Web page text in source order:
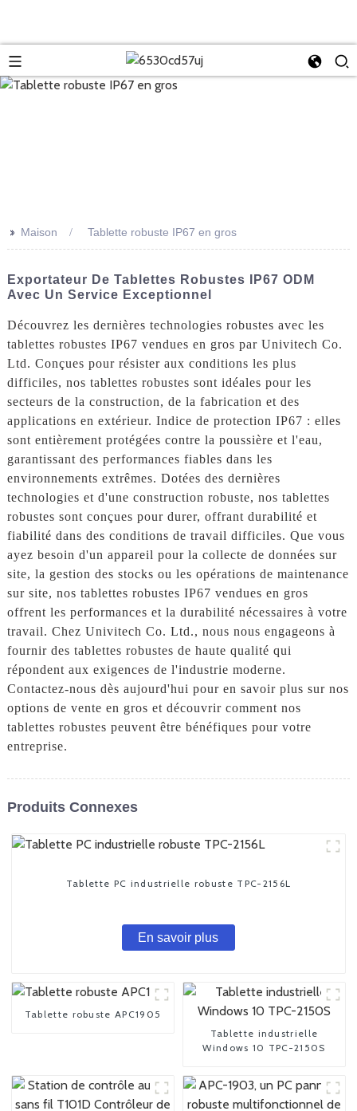
>> Maison Tablette robuste IP67 en gros
Exportateur De Tablettes Robustes IP67 ODM
Avec Un Service Exceptionnel
Découvrez les dernières technologies robustes avec les
tablettes robustes IP67 vendues en gros par Univitech Co.
Ltd. Conçues pour résister aux conditions les plus
difficiles, nos tablettes robustes sont idéales pour les
secteurs de la construction, de la fabrication et des
applications en extérieur. Indice de protection IP67 : elles
sont entièrement protégées contre la poussière et l'eau,
garantissant des performances fiables dans les
environnements extrêmes. Dotées des dernières
technologies et d'une construction robuste, nos tablettes
robustes sont conçues pour durer, offrant durabilité et
fiabilité dans des conditions de travail difficiles. Que vous
ayez besoin d'un appareil pour la collecte de données sur
site, la gestion des stocks ou les opérations de maintenance
sur site, nos tablettes robustes IP67 vendues en gros
offrent les performances et la durabilité nécessaires à votre
travail. Chez Univitech Co. Ltd., nous nous engageons à
fournir des tablettes robustes de haute qualité qui
répondent aux exigences de l'industrie moderne.
Contactez-nous dès aujourd'hui pour en savoir plus sur nos
options de vente en gros et découvrir comment nos
tablettes robustes peuvent être bénéfiques pour votre
entreprise.
Produits Connexes
Tablette PC industrielle robuste TPC-2156L
En savoir plus
Tablette robuste APC1905
Tablette industrielle
Windows 10 TPC-2150S